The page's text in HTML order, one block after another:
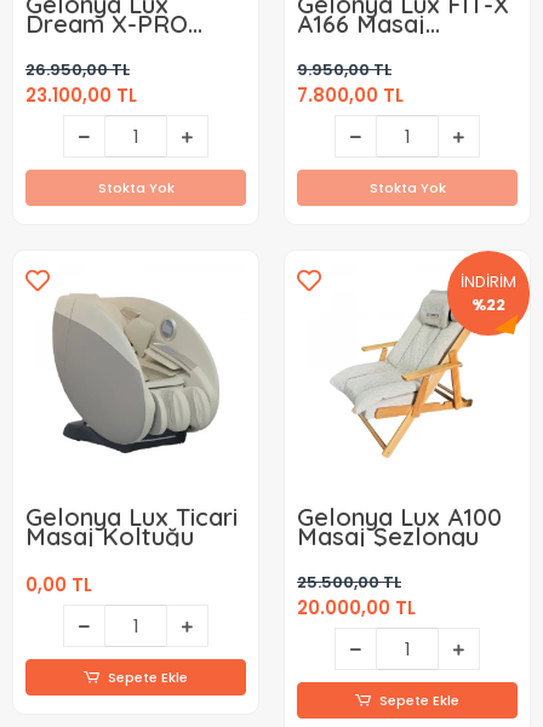
Dream X-PRO
A661 Masaj
Koltuğu Kiralama (
Aylık )
26.950,00 TL
23.100,00 TL
Stokta Yok
A166 Masaj
Koltuğu Kiralama
(Aylık)
9.950,00 TL
7.800,00 TL
Stokta Yok
Gelonya Lux Ticari
Masaj Koltuğu
0,00 TL
Sepete Ekle
İNDİRİM
%22
Gelonya Lux A100
Masaj Şezlongu
25.500,00 TL
20.000,00 TL
Sepete Ekle